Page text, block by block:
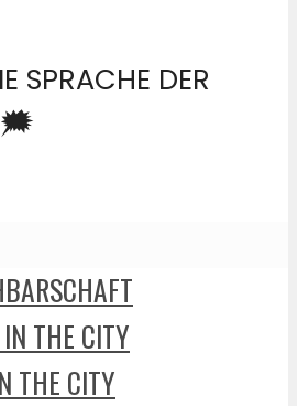
SPRACHE DER
🗯️
THE CITY
THE CITY